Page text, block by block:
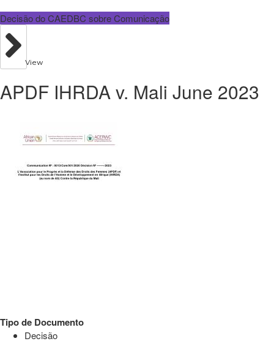
Decisão do CAEDBC sobre Comunicação
View
APDF IHRDA v. Mali June 2023
Tipo de Documento
Decisão